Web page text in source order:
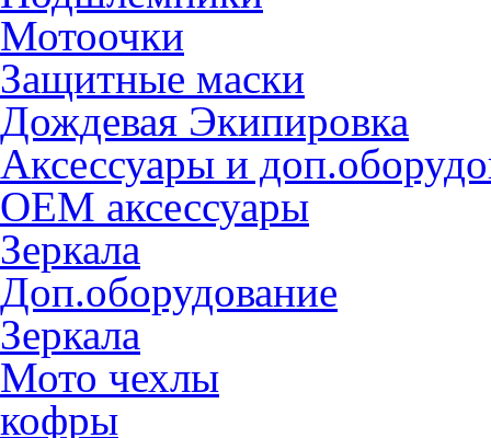
Мотоочки
Защитные маски
Дождевая Экипировка
Аксессуары и
OEM аксессуары
Зеркала
Доп.оборудование
Зеркала
Мото чехлы
кофры